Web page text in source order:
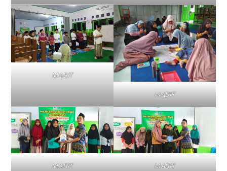
MABIT
MABIT
MABIT MABIT